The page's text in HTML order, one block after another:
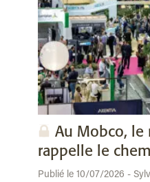
Au Mobco, le
rappelle le
Publié le 10/07/2026 -